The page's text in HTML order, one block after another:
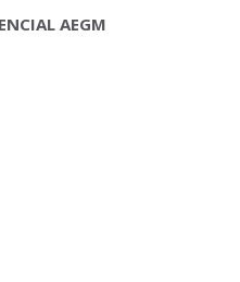
AEGM